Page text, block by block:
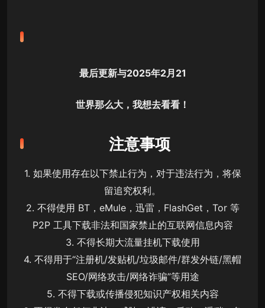
最后更新与2025年2月21
世界那么大，我想去看看！
注意事项
1. 如果使用存在以下禁止行为，对于违法行为，将保
留追究权利。
2. 不得使用 BT，eMule，迅雷，FlashGet，Tor 等
P2P 工具下载非法和国家禁止的互联网信息内容
3. 不得长期大流量挂机下载使用
4. 不得用于“注册机/发贴机/垃圾邮件/群发外链/黑帽
SEO/网络攻击/网络诈骗”等用途
5. 不得下载或传播侵犯知识产权相关内容